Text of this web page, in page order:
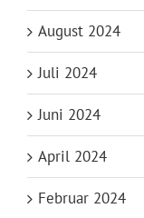
August 2024
Juli 2024
Juni 2024
April 2024
Februar 2024